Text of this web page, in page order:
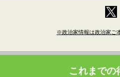
※政治家情報は政治家ご
これまでの